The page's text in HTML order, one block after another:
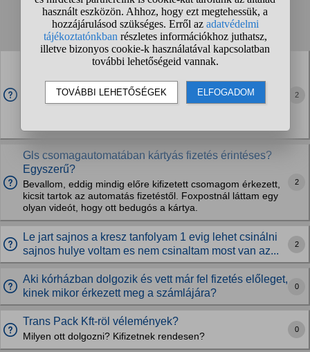
Talált kérdések:
1 2 3 4 ... ❯ ❯❯
Esetleg volt már itt valaki napszámos munkán
Napszámos munkára mennék, de e-mail-re se válaszoltak,
és a telefont se vették fel. Nyílván oda tudnék menni
2
Gls csomagautomatában kártyás fizetés érintéses?
Egyszerű?
Bevallom, eddig mindig előre kifizetett csomagom érkezett,
kicsit tartok az automatás fizetéstől. Foxpostnál láttam egy
olyan videót, hogy ott bedugós a kártya.
2
Le jart sajnos a kresz tanfolyam 1 evig lehet csinálni
sajnos hulye voltam es nem csinaltam most van az...
2
Aki kórházban dolgozik és vett már fel fizetés előleget,
kinek mikor érkezett meg a számlájára?
0
Trans Pack Kft-röl vélemények?
Milyen ott dolgozni? Kifizetnek rendesen?
0